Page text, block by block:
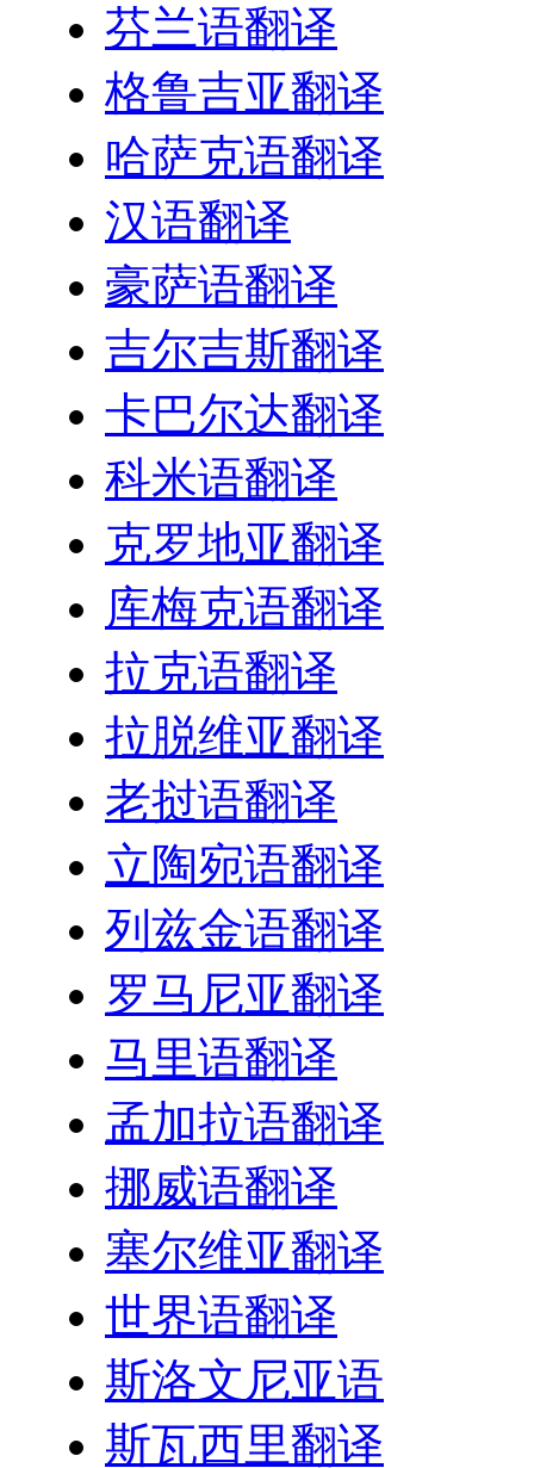
芬兰语翻译
格鲁吉亚翻译
哈萨克语翻译
汉语翻译
豪萨语翻译
吉尔吉斯翻译
卡巴尔达翻译
科米语翻译
克罗地亚翻译
库梅克语翻译
拉克语翻译
拉脱维亚翻译
老挝语翻译
立陶宛语翻译
列兹金语翻译
罗马尼亚翻译
马里语翻译
孟加拉语翻译
挪威语翻译
塞尔维亚翻译
世界语翻译
斯洛文尼亚语
斯瓦西里翻译